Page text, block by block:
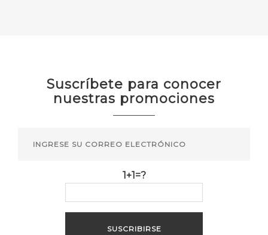
Suscríbete para conocer
nuestras promociones
1+1=?